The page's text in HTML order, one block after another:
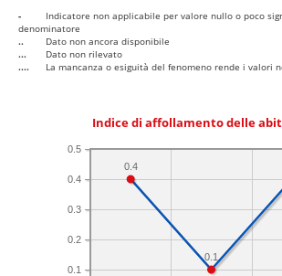
-
Indicatore non applicabile per valore nullo o poco
denominatore
..
Dato non ancora disponibile
...
Dato non rilevato
....
La mancanza o esiguità del fenomeno rende i valori
Indice di affollamento delle
0.1
0.2
0.3
0.4
0.5
0.1
0.4